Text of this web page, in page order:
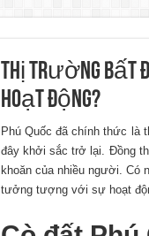
Thị trường bất
hoạt động?
Phú Quốc đã chính thức là
đây khởi sắc trở lại. Đồng
khoăn của nhiều người. Có
tưởng tượng với sự hoạt